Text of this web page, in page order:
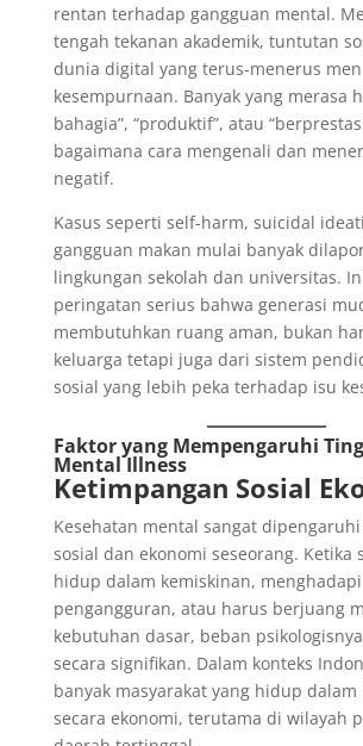
rentan terhadap gangguan mental.
tengah tekanan akademik, tuntutan
dunia digital yang terus-menerus
kesempurnaan. Banyak yang merasa
bahagia”, “produktif”, atau
bagaimana cara mengenali dan
negatif.
Kasus seperti self-harm, suicidal
gangguan makan mulai banyak
lingkungan sekolah dan universitas.
peringatan serius bahwa generasi
membutuhkan ruang aman, bukan
keluarga tetapi juga dari sistem
sosial yang lebih peka terhadap isu
Faktor yang Mempengaruhi
Mental Illness
Ketimpangan Sosial
Kesehatan mental sangat
sosial dan ekonomi seseorang. Ketika
hidup dalam kemiskinan, menghadapi
pengangguran, atau harus berjuang
kebutuhan dasar, beban
secara signifikan. Dalam konteks
banyak masyarakat yang hidup
secara ekonomi, terutama di wilayah